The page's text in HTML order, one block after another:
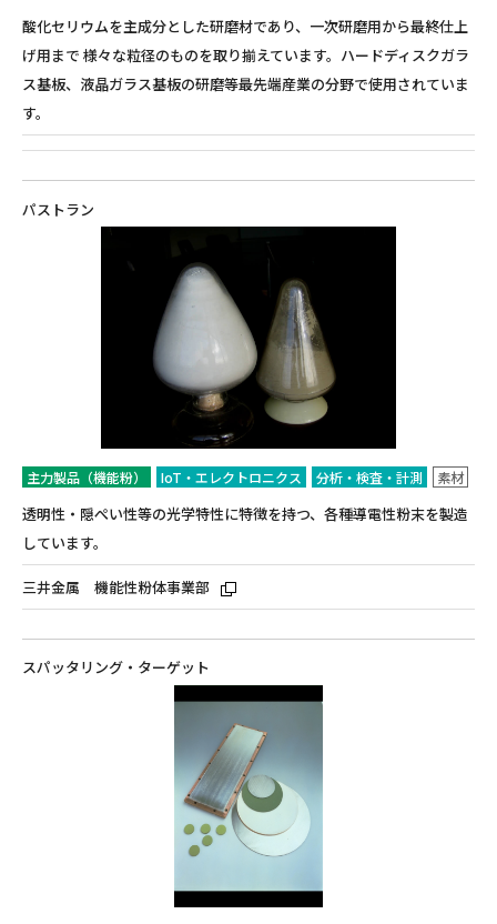
酸化セリウムを主成分とした研磨材であり、一次研磨用から最終仕上
げ用まで 様々な粒径のものを取り揃えています。ハードディスクガラ
ス基板、液晶ガラス基板の研磨等最先端産業の分野で使用されていま
す。
パストラン
主力製品（機能粉） IoT・エレクトロニクス 分析・検査・計測 素材
透明性・隠ぺい性等の光学特性に特徴を持つ、各種導電性粉末を製造
しています。
三井金属 機能性粉体事業部
スパッタリング・ターゲット